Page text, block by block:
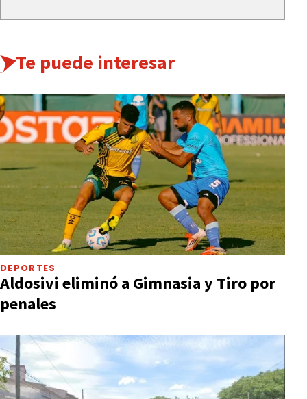
Te puede interesar
DEPORTES
Aldosivi eliminó a Gimnasia y Tiro por
penales